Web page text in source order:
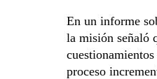
En un informe
la misión señaló
proceso